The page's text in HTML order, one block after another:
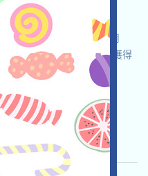
语言：
果您是Avalance的活躍用
DEX的空投，投票或交易獲得
ERC/EVM
收录时间:
查阅详情